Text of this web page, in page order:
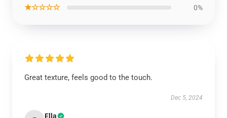
★☆☆☆☆ 0%
Great texture, feels good to the touch.
Dec 5, 2024
Ella